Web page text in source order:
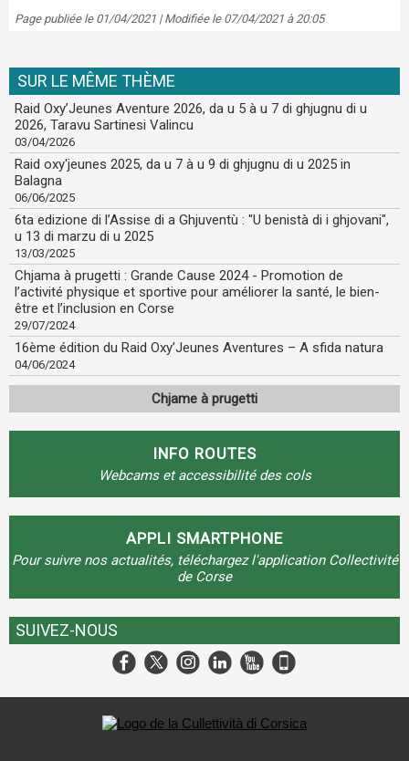
Page publiée le 01/04/2021 | Modifiée le 07/04/2021 à 20:05
SUR LE MÊME THÈME
Raid Oxy’Jeunes Aventure 2026, da u 5 à u 7 di ghjugnu di u
2026, Taravu Sartinesi Valincu
03/04/2026
Raid oxy'jeunes 2025, da u 7 à u 9 di ghjugnu di u 2025 in
Balagna
06/06/2025
6ta edizione di l’Assise di a Ghjuventù : "U benistà di i ghjovani",
u 13 di marzu di u 2025
13/03/2025
Chjama à prugetti : Grande Cause 2024 - Promotion de
l’activité physique et sportive pour améliorer la santé, le bien-
être et l’inclusion en Corse
29/07/2024
16ème édition du Raid Oxy’Jeunes Aventures – A sfida natura
04/06/2024
Chjame à prugetti
INFO ROUTES
Webcams et accessibilité des cols
APPLI SMARTPHONE
Pour suivre nos actualités, téléchargez l'application Collectivité
de Corse
SUIVEZ-NOUS